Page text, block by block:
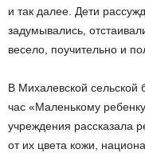
и так далее. Дети
задумывались,
весело, поучительно и
В Михалевской
час «Маленькому
учреждения рассказала
от их цвета кожи,